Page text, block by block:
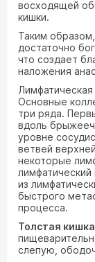
восходящей
кишки.
Таким
достаточно
что создает
наложения
Основные
три ряда.
вдоль
уровне
ветвей
некоторые
из
быстрого
процесса.
Толстая кишка
слепую,